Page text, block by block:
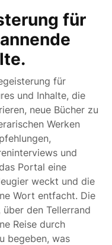
für
für
und Inhalte, die
neue Bücher zu
Werken
und
Portal eine
weckt und die
Wort entfacht. Die
den Tellerrand
Reise durch
begeben, was